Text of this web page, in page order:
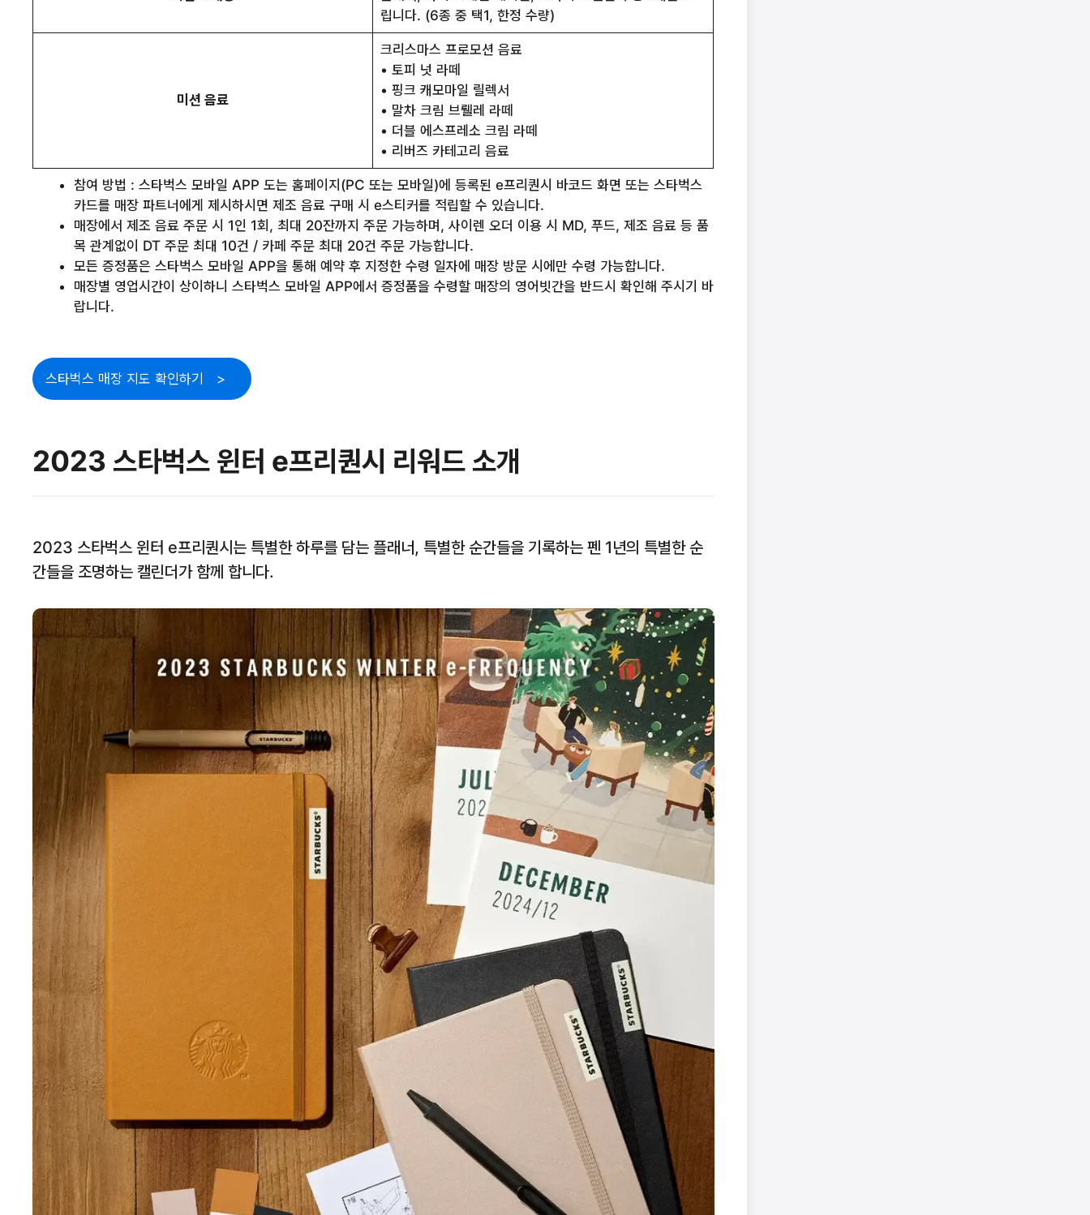
립니다. (6종 중 택1, 한정 수량)
미션 음료
크리스마스 프로모션 음료
• 토피 넛 라떼
• 핑크 캐모마일 릴렉서
• 말차 크림 브뤨레 라떼
• 더블 에스프레소 크림 라떼
• 리버즈 카테고리 음료
참여 방법 : 스타벅스 모바일 APP 도는 홈페이지(PC 또는 모바일)에 등록된 e프리퀀시 바코드 화면 또는 스타벅스
카드를 매장 파트너에게 제시하시면 제조 음료 구매 시 e스티커를 적립할 수 있습니다.
매장에서 제조 음료 주문 시 1인 1회, 최대 20잔까지 주문 가능하며, 사이렌 오더 이용 시 MD, 푸드, 제조 음료 등 품
목 관계없이 DT 주문 최대 10건 / 카페 주문 최대 20건 주문 가능합니다.
모든 증정품은 스타벅스 모바일 APP을 통해 예약 후 지정한 수령 일자에 매장 방문 시에만 수령 가능합니다.
매장별 영업시간이 상이하니 스타벅스 모바일 APP에서 증정품을 수령할 매장의 영어빗간을 반드시 확인해 주시기 바
랍니다.
스타벅스 매장 지도 확인하기
2023 스타벅스 윈터 e프리퀀시 리워드 소개
2023 스타벅스 윈터 e프리퀀시는 특별한 하루를 담는 플래너, 특별한 순간들을 기록하는 펜 1년의 특별한 순
간들을 조명하는 캘린더가 함께 합니다.